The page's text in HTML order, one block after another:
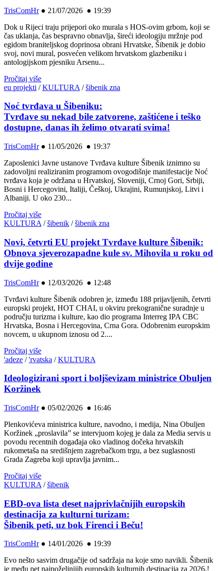
TrisComHr● 21/07/2026 ● 19:39
Dok u Rijeci traju prijepori oko murala s HOS-ovim grbom, koji se
čas uklanja, čas bespravno obnavlja, šireći ideologiju mržnje pod
egidom braniteljskog doprinosa obrani Hrvatske, Šibenik je dobio
svoj, novi mural, posvećen velikom hrvatskom glazbeniku i
antologijskom pjesniku Arsenu...
Pročitaj više
eu projekti /KULTURA /šibenik zna
Noć tvrđava u Šibeniku:
Tvrđave su nekad bile zatvorene, zaštićene i teško
dostupne, danas ih želimo otvarati svima!
TrisComHr● 11/05/2026 ● 19:37
Zaposlenici Javne ustanove Tvrđava kulture Šibenik iznimno su
zadovoljni realiziranim programom ovogodišnje manifestacije Noć
tvrđava koja je održana u Hrvatskoj, Sloveniji, Crnoj Gori, Srbiji,
Bosni i Hercegovini, Italiji, Češkoj, Ukrajini, Rumunjskoj, Litvi i
Albaniji. U oko 230...
Pročitaj više
KULTURA /šibenik /šibenik zna
Novi, četvrti EU projekt Tvrđave kulture Šibenik:
Obnova sjeverozapadne kule sv. Mihovila u roku od
dvije godine
TrisComHr● 12/03/2026 ● 12:48
Tvrđavi kulture Šibenik odobren je, između 188 prijavljenih, četvrti
europski projekt, HOT CHAI, u okviru prekogranične suradnje u
području turizma i kulture, kao dio programa Interreg IPA CBC
Hrvatska, Bosna i Hercegovina, Crna Gora. Odobrenim europskim
novcem, u ukupnom iznosu od 2....
Pročitaj više
'adeze /'rvatska /KULTURA
Ideologizirani sport i boljševizam ministrice Obuljen
Koržinek
TrisComHr● 05/02/2026 ● 16:46
Plenkovićeva ministrica kulture, navodno, i medija, Nina Obuljen
Koržinek „proslavila” se intervjuom kojeg je dala za Media servis u
povodu recentnih događaja oko vladinog dočeka hrvatskih
rukometaša na središnjem zagrebačkom trgu, a bez suglasnosti
Grada Zagreba koji upravlja javnim...
Pročitaj više
KULTURA /šibenik
EBD-ova lista deset najprivlačnijih europskih
destinacija za kulturni turizam:
Šibenik peti, uz bok Firenci i Beču!
TrisComHr● 14/01/2026 ● 19:39
Evo nešto sasvim drugačije od sadržaja na koje smo navikli. Šibenik
je među pet najpoželjnijih europskih kulturnih destinacija za 2026.!